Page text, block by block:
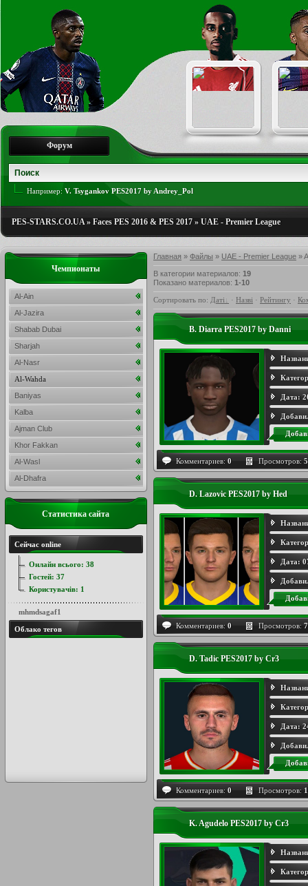
Форум
Например: V. Tsygankov PES2017 by Andrey_Pol
PES-STARS.CO.UA» Faces PES 2016 & PES 2017 » UAE - Premier League
Главная » Файлы » UAE - Premier League »
В категории материалов: 19
Показано материалов: 1-10
Сортировать по: Даті · Назві · Рейтингу ·
B. Diarra PES2017 by Danni
Дата:
Комментариев: 0 Просмотров:
D. Lazovic PES2017 by Hed
Дата:
Комментариев: 0 Просмотров:
D. Tadic PES2017 by Cr3
Дата:
Комментариев: 0 Просмотров:
K. Agudelo PES2017 by Cr3
Чемпионаты
Al-Ain
Al-Jazira
Shabab Dubai
Sharjah
Al-Nasr
Al-Wahda
Baniyas
Kalba
Ajman Club
Khor Fakkan
Al-Wasl
Al-Dhafra
Статистика сайта
Сейчас online
Онлайн всього: 38
Гостей: 37
Користувачів: 1
mhmdsagaf1
Облако тегов